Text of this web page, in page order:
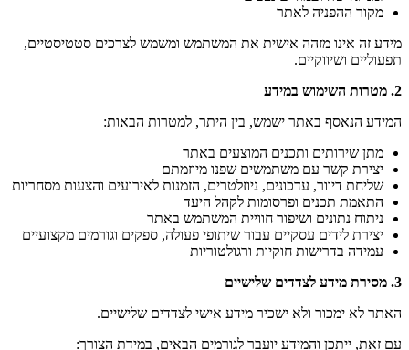
מקור ההפניה לאתר
מידע זה אינו מזהה אישית את המשתמש ומשמש לצרכים סטטיסטיים,
תפעוליים ושיווקיים.
2. מטרות השימוש במידע
המידע הנאסף באתר ישמש, בין היתר, למטרות הבאות:
מתן שירותים ותכנים המוצעים באתר
יצירת קשר עם משתמשים שפנו מיוזמתם
שליחת דיוור, עדכונים, ניוזלטרים, הזמנות לאירועים והצעות מסחריות
התאמת תכנים ופרסומות לקהל היעד
ניתוח נתונים ושיפור חוויית המשתמש באתר
יצירת לידים עסקיים עבור שיתופי פעולה, ספקים וגורמים מקצועיים
עמידה בדרישות חוקיות ורגולטוריות
3. מסירת מידע לצדדים שלישיים
האתר לא ימכור ולא ישכיר מידע אישי לצדדים שלישיים.
עם זאת, ייתכן והמידע יועבר לגורמים הבאים, במידת הצורך: